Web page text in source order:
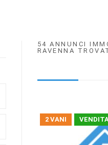
54 ANNUNCI
RAVENNA
2 VANI